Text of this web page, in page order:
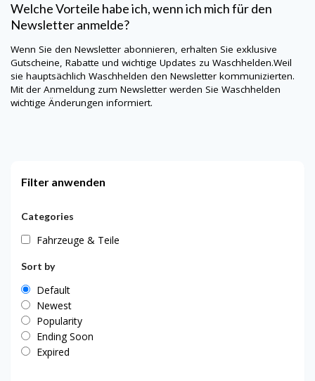
Welche Vorteile habe ich, wenn ich mich für den
Newsletter anmelde?
Wenn Sie den Newsletter abonnieren, erhalten Sie exklusive
Gutscheine, Rabatte und wichtige Updates zu Waschhelden.Weil
sie hauptsächlich Waschhelden den Newsletter kommunizierten.
Mit der Anmeldung zum Newsletter werden Sie Waschhelden
wichtige Änderungen informiert.
Filter anwenden
Categories
Fahrzeuge & Teile
Sort by
Default
Newest
Popularity
Ending Soon
Expired